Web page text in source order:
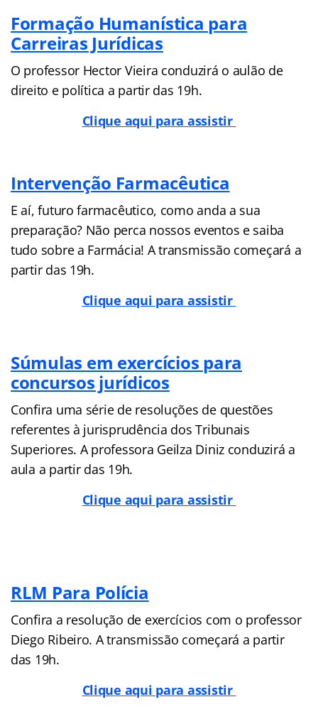
Formação Humanística para
Carreiras Jurídicas
O professor Hector Vieira conduzirá o aulão de
direito e política a partir das 19h.
Clique aqui para assistir
Intervenção Farmacêutica
E aí, futuro farmacêutico, como anda a sua
preparação? Não perca nossos eventos e saiba
tudo sobre a Farmácia! A transmissão começará a
partir das 19h.
Clique aqui para assistir
Súmulas em exercícios para
concursos jurídicos
Confira uma série de resoluções de questões
referentes à jurisprudência dos Tribunais
Superiores. A professora Geilza Diniz conduzirá a
aula a partir das 19h.
Clique aqui para assistir
RLM Para Polícia
Confira a resolução de exercícios com o professor
Diego Ribeiro. A transmissão começará a partir
das 19h.
Clique aqui para assistir